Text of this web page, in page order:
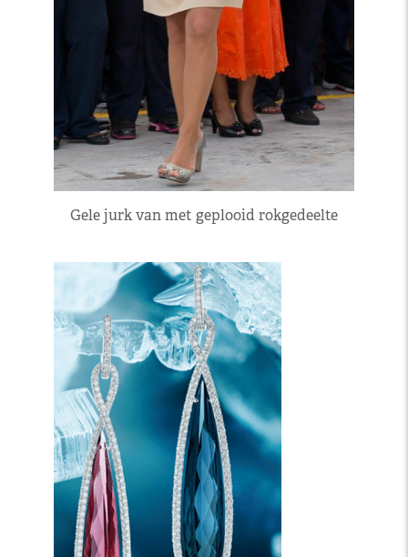
Gele jurk van met geplooid rokgedeelte